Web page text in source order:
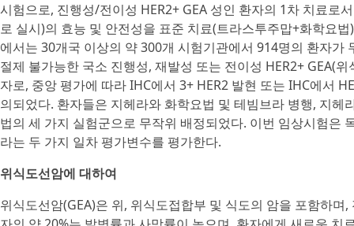
시험으로, 진행성/전이성 HER2+ GEA 성인 환자의 1차 치료로
로 실시)의 효능 및 안전성을 표준 치료(트라스투주맙+화학요
에서는 30개국 이상의 약 300개 시험기관에서 914명의 환자가
절제 불가능한 국소 진행성, 재발성 또는 전이성 HER2+ GEA(
자로, 중앙 평가에 따라 IHC에서 3+ HER2 발현 또는 IHC에서
의되었다. 환자들은 지헤라와 화학요법 및 테빔브라 병행, 지
법의 세 가지 실험군으로 무작위 배정되었다. 이번 임상시험은
라는 두 가지 일차 평가변수를 평가한다.
위식도선암에 대하여
위식도선암(GEA)은 위, 위식도접합부 및 식도의 암을 포함하